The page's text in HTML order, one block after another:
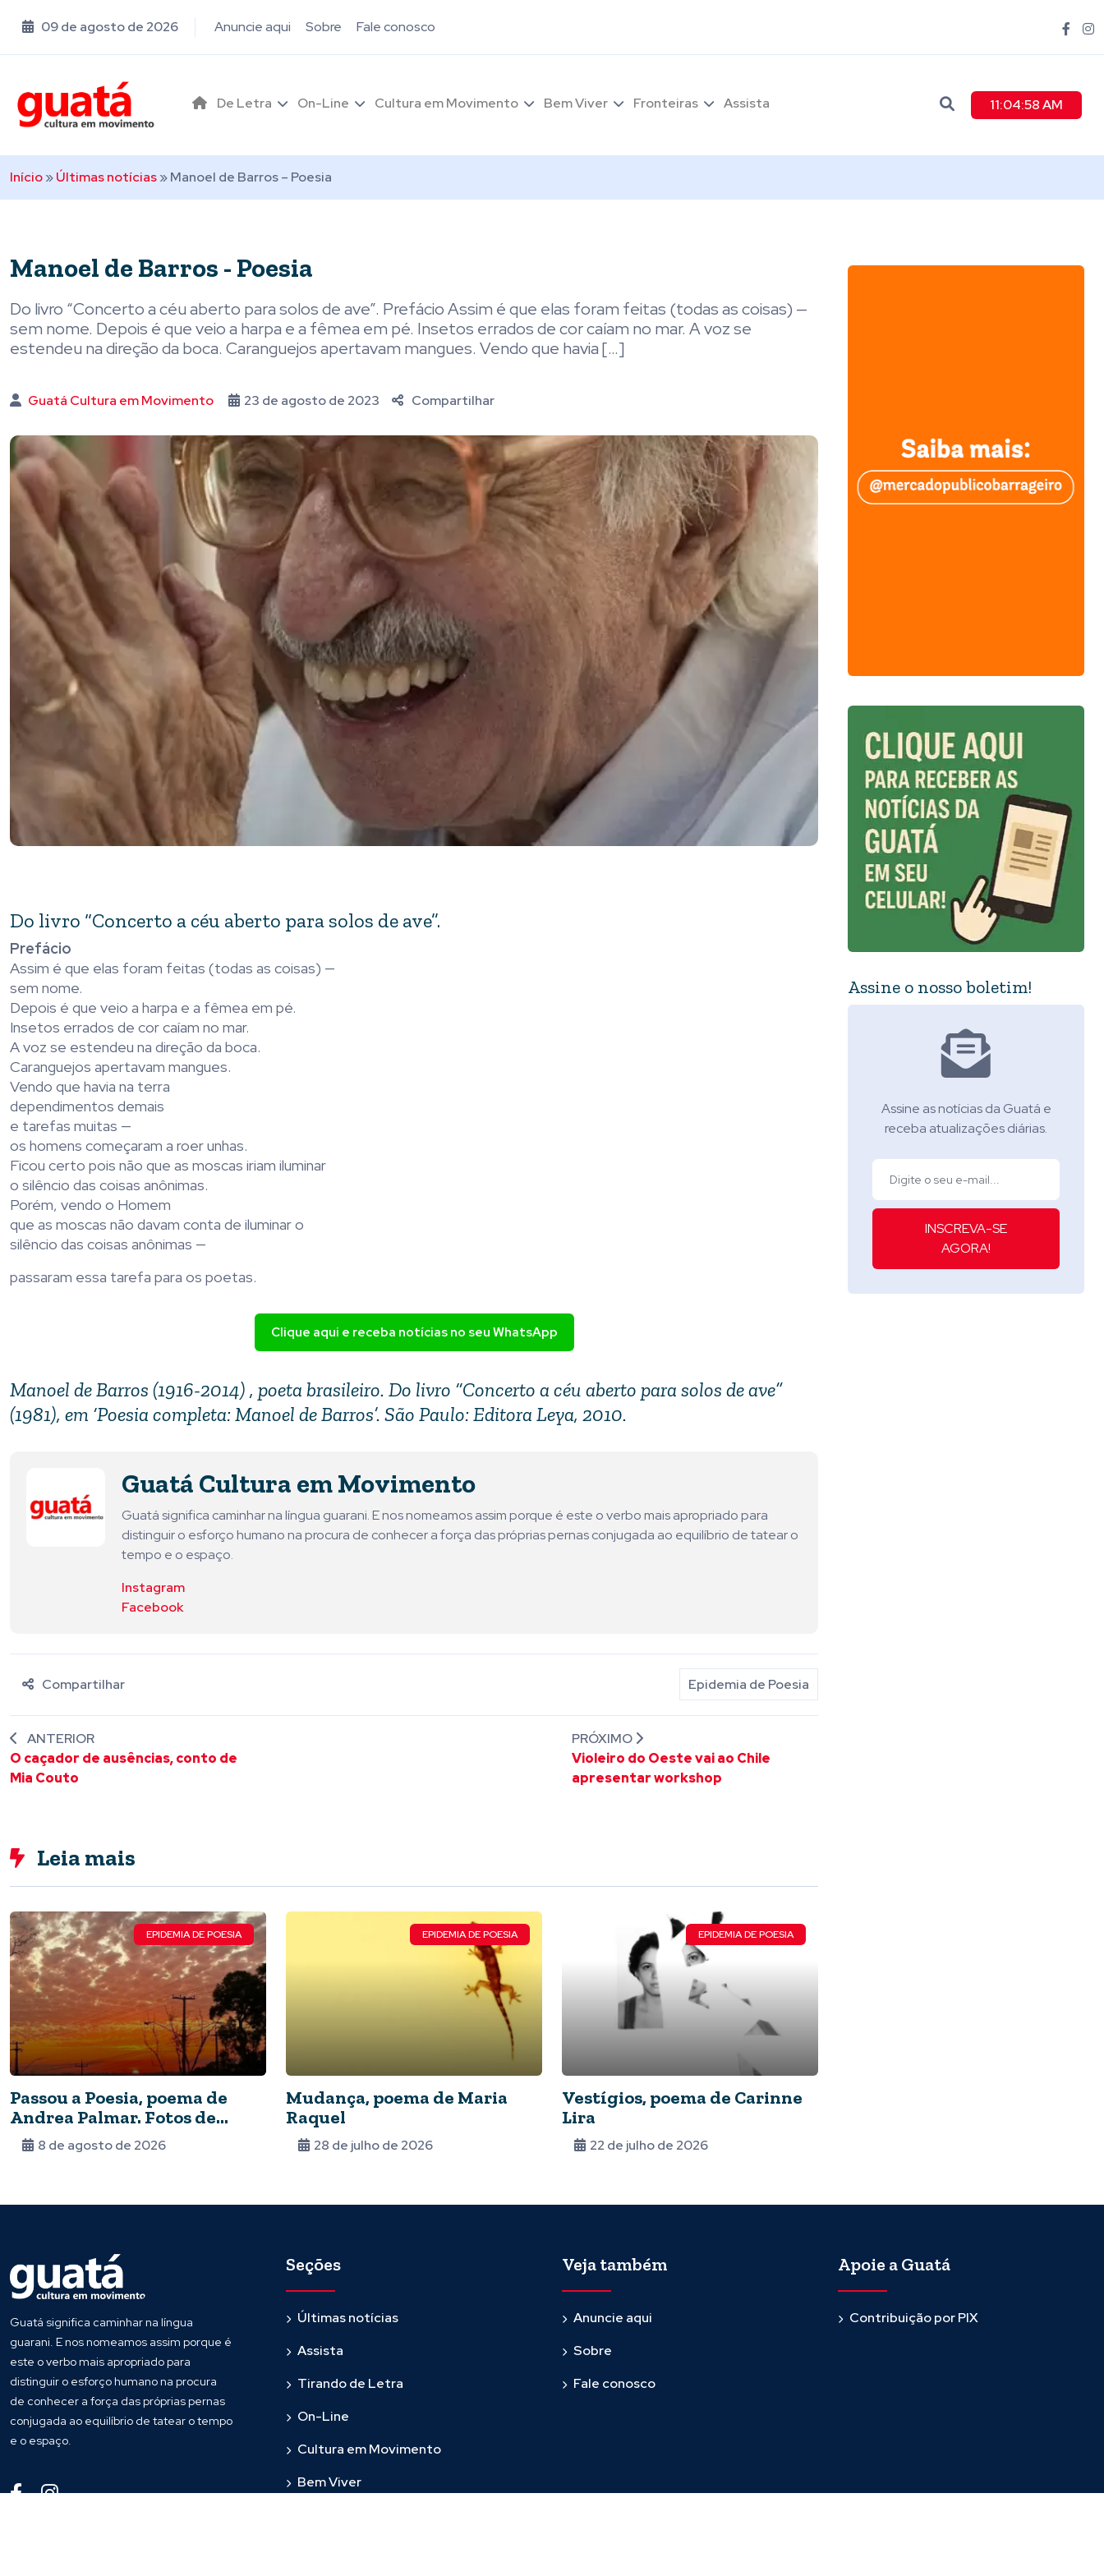
09 de agosto de 2026 Anuncie aqui Sobre Fale conosco
De Letra On-Line Cultura em Movimento Bem Viver Fronteiras Assista 11:04:59 AM
Início»Últimas notícias»Manoel de Barros – Poesia
Manoel de Barros - Poesia
Do livro “Concerto a céu aberto para solos de ave”. Prefácio Assim é que elas foram feitas (todas as coisas) —
sem nome. Depois é que veio a harpa e a fêmea em pé. Insetos errados de cor caíam no mar. A voz se
estendeu na direção da boca. Caranguejos apertavam mangues. Vendo que havia […]
Guatá Cultura em Movimento 23 de agosto de 2023 Compartilhar
Do livro “Concerto a céu aberto para solos de ave”.
Prefácio
Assim é que elas foram feitas (todas as coisas) —
sem nome.
Depois é que veio a harpa e a fêmea em pé.
Insetos errados de cor caíam no mar.
A voz se estendeu na direção da boca.
Caranguejos apertavam mangues.
Vendo que havia na terra
dependimentos demais
e tarefas muitas —
os homens começaram a roer unhas.
Ficou certo pois não que as moscas iriam iluminar
o silêncio das coisas anônimas.
Porém, vendo o Homem
que as moscas não davam conta de iluminar o
silêncio das coisas anônimas —
passaram essa tarefa para os poetas.
Clique aqui e receba notícias no seu WhatsApp
Manoel de Barros (1916-2014) , poeta brasileiro. Do livro “Concerto a céu aberto para solos de ave”
(1981), em ‘Poesia completa: Manoel de Barros’. São Paulo: Editora Leya, 2010.
Guatá Cultura em Movimento
Guatá significa caminhar na língua guarani. E nos nomeamos assim porque é este o verbo mais apropriado para
distinguir o esforço humano na procura de conhecer a força das próprias pernas conjugada ao equilíbrio de tatear o
tempo e o espaço.
Instagram
Facebook
Compartilhar Epidemia de Poesia
ANTERIOR
O caçador de ausências, conto de
Mia Couto
PRÓXIMO
Violeiro do Oeste vai ao Chile
apresentar workshop
Leia mais
EPIDEMIA DE POESIA
Passou a Poesia, poema de
Andrea Palmar. Fotos de
Gilvana Giombelli
8 de agosto de 2026
EPIDEMIA DE POESIA
Mudança, poema de Maria
Raquel
28 de julho de 2026
EPIDEMIA DE POESIA
Vestígios, poema de Carinne
Lira
22 de julho de 2026
Assine o nosso boletim!
Assine as notícias da Guatá e
receba atualizações diárias.
INSCREVA-SE
AGORA!
Guatá significa caminhar na língua
guarani. E nos nomeamos assim porque é
este o verbo mais apropriado para
distinguir o esforço humano na procura
de conhecer a força das próprias pernas
conjugada ao equilíbrio de tatear o tempo
e o espaço.
Seções
Últimas notícias
Assista
Tirando de Letra
On-Line
Cultura em Movimento
Bem Viver
Veja também
Anuncie aqui
Sobre
Fale conosco
Apoie a Guatá
Contribuição por PIX